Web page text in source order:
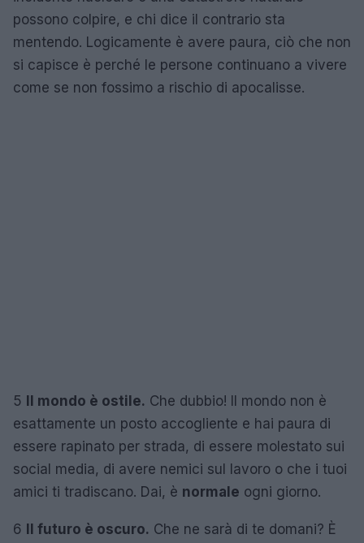
possono colpire, e chi dice il contrario sta
mentendo. Logicamente è avere paura, ciò che non
si capisce è perché le persone continuano a vivere
come se non fossimo a rischio di apocalisse.
5 Il mondo è ostile. Che dubbio! Il mondo non è
esattamente un posto accogliente e hai paura di
essere rapinato per strada, di essere molestato sui
social media, di avere nemici sul lavoro o che i tuoi
amici ti tradiscano. Dai, è normale ogni giorno.
6 Il futuro è oscuro. Che ne sarà di te domani? È